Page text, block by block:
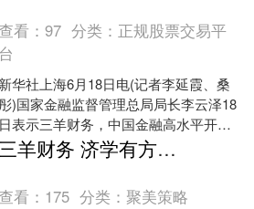
看：97 分类： 正规股票交易平
台
新华社上海6月18日电(记者李延霞、桑
)国家金融监督管理总局局长李云泽18
日表示三羊财务，中国金融高水平开放
前景广阔，将进一步拓展金融开放的广
度和深度，稳步扩....
三羊财务 济学有方丨同济大学国际足球学院笔记争霸赛启动！
看： 175 分类： 聚美策略